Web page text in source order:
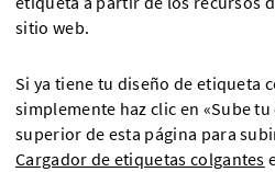
sitio web.
Si ya tiene tu diseño de etiqueta
simplemente haz clic en «Sube
superior de esta página para
Cargador de etiquetas colgantes